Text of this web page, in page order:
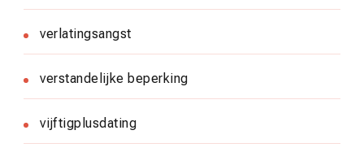
verlatingsangst
verstandelijke beperking
vijftigplusdating